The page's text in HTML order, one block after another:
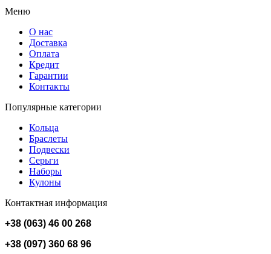
Меню
О нас
Доставка
Оплата
Кредит
Гарантии
Контакты
Популярные категории
Кольца
Браслеты
Подвески
Серьги
Наборы
Кулоны
Контактная информация
+38 (063) 46 00 268
+38 (097) 360 68 96